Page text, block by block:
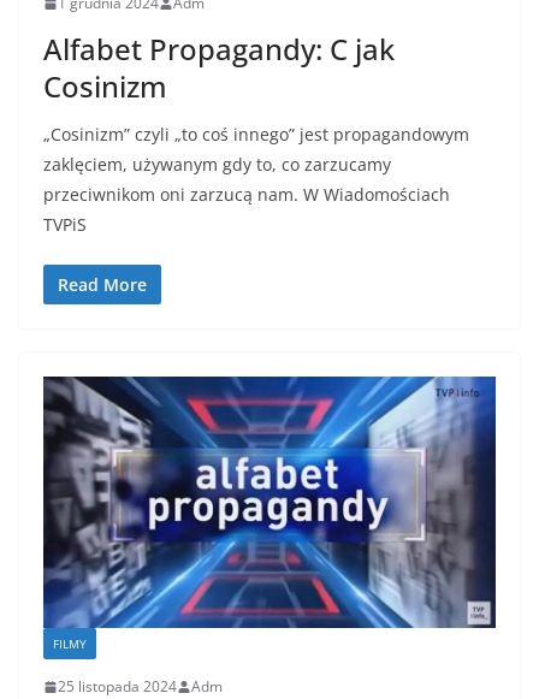
Alfabet Propagandy: C jak
Cosinizm
„Cosinizm” czyli „to coś innego” jest propagandowym
zaklęciem, używanym gdy to, co zarzucamy
przeciwnikom oni zarzucą nam. W Wiadomościach
TVPiS
Read More
FILMY
25 listopada 2024 Adm